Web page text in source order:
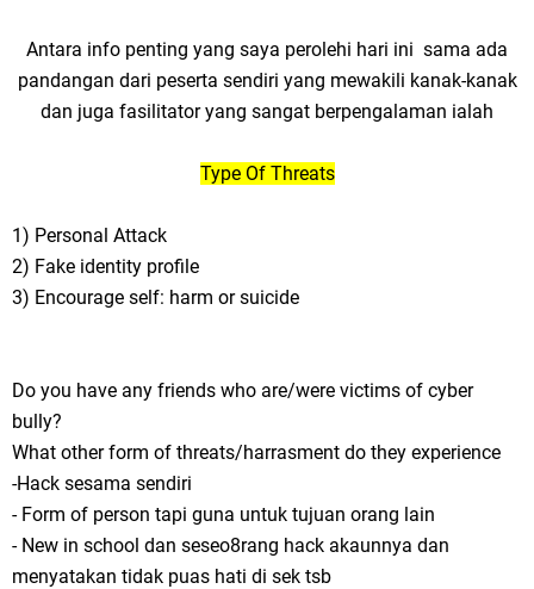
Antara info penting yang saya perolehi hari ini sama ada
pandangan dari peserta sendiri yang mewakili kanak-kanak
dan juga fasilitator yang sangat berpengalaman ialah
Type Of Threats
1) Personal Attack
2) Fake identity profile
3) Encourage self: harm or suicide
Do you have any friends who are/were victims of cyber
bully?
What other form of threats/harrasment do they experience
-Hack sesama sendiri
- Form of person tapi guna untuk tujuan orang lain
- New in school dan seseo8rang hack akaunnya dan
menyatakan tidak puas hati di sek tsb